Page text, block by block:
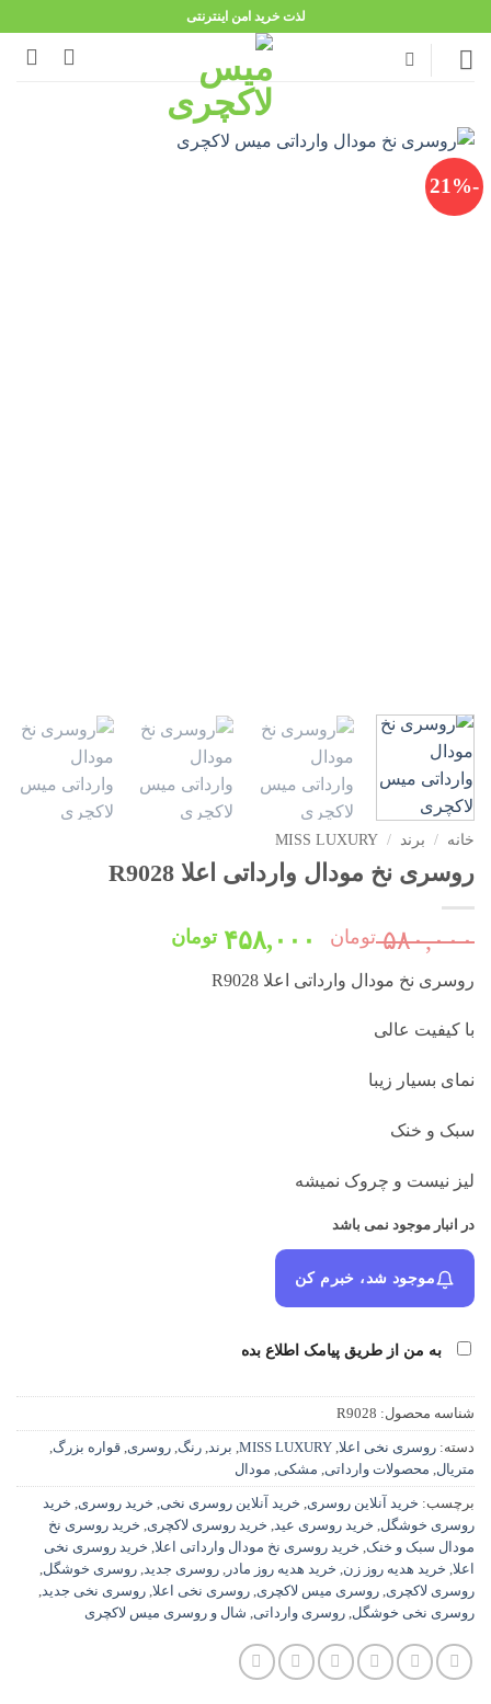
content
لذت خرید امن اینترنتی
-21%
خانه / برند /
MISS LUXURY
روسری نخ مودال وارداتی اعلا R9028
۵۸۰,۰۰۰ تومان
قیمت
اصلی:
۵۸۰,۰۰۰ تومان
۴۵۸,۰۰۰ تومان
روسری نخ مودال وارداتی اعلا R9028
با کیفیت عالی
نمای بسیار زیبا
سبک و خنک
لیز نیست و چروک نمیشه
در انبار موجود نمی باشد
موجود شد، خبرم کن
به من از طریق پیامک اطلاع بده
شناسه محصول: R9028
دسته: روسری نخی اعلا,
MISS LUXURY
, برند, رنگ, روسری, قواره بزرگ,
متریال, محصولات وارداتی, مشکی, مودال
برچسب: خرید آنلاین روسری, خرید آنلاین روسری نخی, خرید روسری, خرید
روسری خوشگل, خرید روسری عید, خرید روسری لاکچری, خرید روسری نخ
مودال سبک و خنک, خرید روسری نخ مودال وارداتی اعلا, خرید روسری نخی
اعلا, خرید هدیه روز زن, خرید هدیه روز مادر , روسری جدید, روسری خوشگل,
روسری لاکچری, روسری میس لاکچری, روسری نخی اعلا, روسری نخی جدید,
روسری نخی خوشگل, روسری وارداتی, شال و روسری میس لاکچری